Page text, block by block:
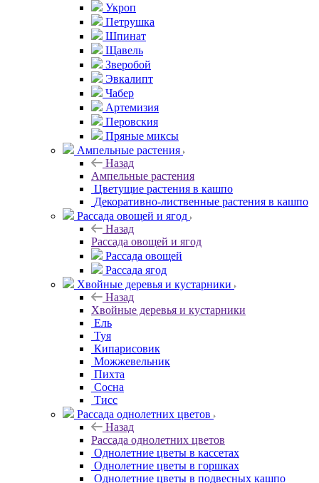
Укроп
Петрушка
Шпинат
Щавель
Зверобой
Эвкалипт
Чабер
Артемизия
Перовския
Пряные миксы
Ампельные растения
Назад
Ампельные растения
Цветущие растения в кашпо
Декоративно-лиственные растения в кашпо
Рассада овощей и ягод
Назад
Рассада овощей и ягод
Рассада овощей
Рассада ягод
Хвойные деревья и кустарники
Назад
Хвойные деревья и кустарники
Ель
Туя
Кипарисовик
Можжевельник
Пихта
Сосна
Тисc
Рассада однолетних цветов
Назад
Рассада однолетних цветов
Однолетние цветы в кассетах
Однолетние цветы в горшках
Однолетние цветы в подвесных кашпо